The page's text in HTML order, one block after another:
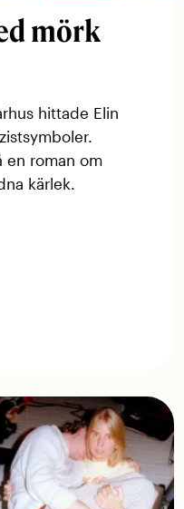
mörk
hittade Elin
en roman om
kärlek.